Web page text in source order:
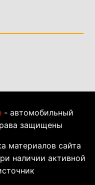
- автомобильный
защищены
материалов сайта
наличии активной